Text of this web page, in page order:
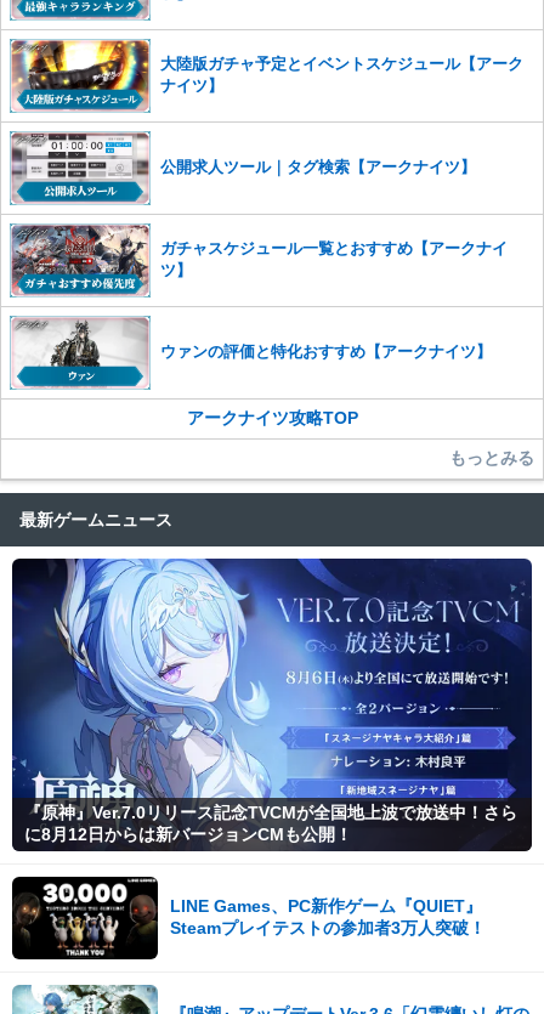
さい。
また、過度な利用規約の違反や、弊社に損害の及ぶ内容の書き込みがあ
った場合は、法的措置をとらせていただく場合もございますので、あら
かじめご理解くださいませ。
大陸版ガチャ予定とイベントスケジュール【アーク
ナイツ】
公開求人ツール｜タグ検索【アークナイツ】
ガチャスケジュール一覧とおすすめ【アークナイ
ツ】
ウァンの評価と特化おすすめ【アークナイツ】
アークナイツ攻略TOP
もっとみる
最新ゲームニュース
『原神』Ver.7.0リリース記念TVCMが全国地上波で放送中！さら
に8月12日からは新バージョンCMも公開！
LINE Games、PC新作ゲーム『QUIET』
Steamプレイテストの参加者3万人突破！